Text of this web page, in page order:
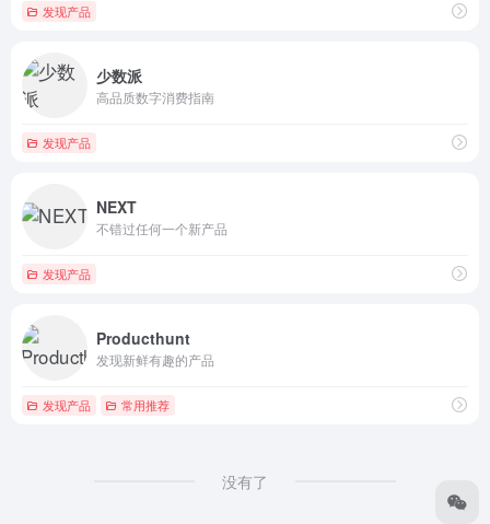
发现产品
少数派
高品质数字消费指南
发现产品
NEXT
不错过任何一个新产品
发现产品
Producthunt
发现新鲜有趣的产品
发现产品 常用推荐
没有了